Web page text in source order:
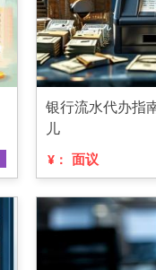
银行流水代办指
儿
¥： 面议